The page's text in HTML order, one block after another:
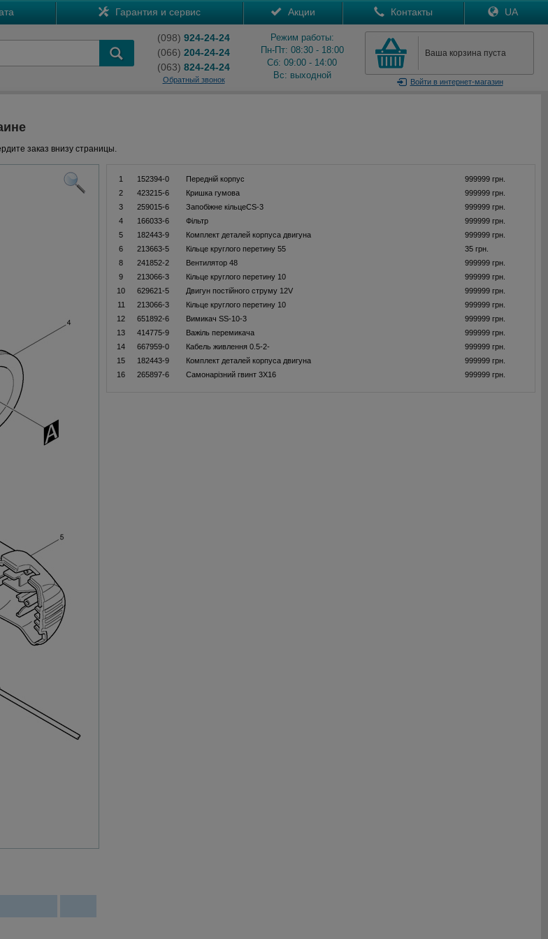
Гарантия и сервис Акции Контакты UA
(098) 924-24-24
(066) 204-24-24
(063) 824-24-24
Обратный звонок
Режим работы:
Пн-Пт: 08:30 - 18:00
Сб: 09:00 - 14:00
Вс: выходной
Ваша корзина пуста
Войтив интернет-магазин
заказ внизу страницы.
1 152394-0 Передній корпус
999999 грн.
2
423215-6 Кришка гумова
999999 грн.
3
259015-6 Запобіжне кільцеCS-3
999999 грн.
4
166033-6 Фільтр
999999 грн.
5
182443-9 Комплект деталей корпуса двигуна
999999 грн.
6
213663-5 Кільце круглого перетину 55
35 грн.
8
241852-2 Вентилятор 48
999999 грн.
9
213066-3 Кільце круглого перетину 10
999999 грн.
10
629621-5 Двигун постійного струму 12V
999999 грн.
11
213066-3 Кільце круглого перетину 10
999999 грн.
12
651892-6 Вимикач SS-10-3
999999 грн.
13
414775-9 Важіль перемикача
999999 грн.
14
667959-0 Кабель живлення 0.5-2-
999999 грн.
15
182443-9 Комплект деталей корпуса двигуна
999999 грн.
16
265897-6 Самонарізний гвинт 3X16 999999 грн.